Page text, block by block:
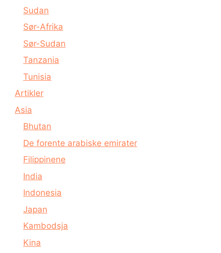
Sudan
Sør-Afrika
Sør-Sudan
Tanzania
Tunisia
Artikler
Asia
Bhutan
De forente arabiske emirater
Filippinene
India
Indonesia
Japan
Kambodsja
Kina